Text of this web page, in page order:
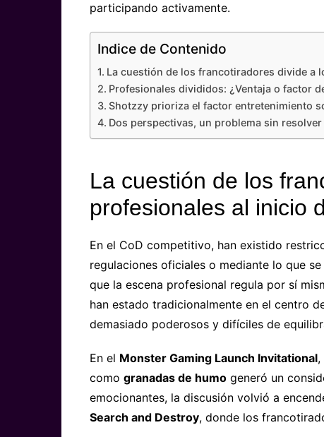
participando activamente.
Indice de Contenido
La cuestión de los francotiradores divide a
Profesionales divididos: ¿Ventaja o factor
Shotzzy prioriza el factor entretenimiento
Dos perspectivas, un problema sin resolver
La cuestión de los
profesionales al inicio
En el CoD competitivo, han existido
regulaciones oficiales o mediante lo que
que la escena profesional regula por sí
han estado tradicionalmente en el centro
demasiado poderosos y difíciles de
En el Monster Gaming Launch Invitational,
como granadas de humo generó un
emocionantes, la discusión volvió a
Search and Destroy, donde los